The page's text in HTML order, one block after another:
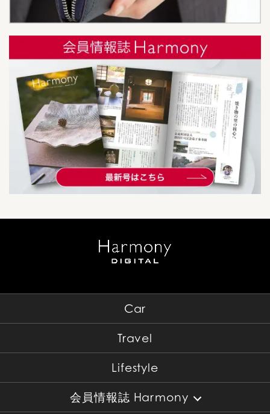
Car
Travel
Lifestyle
会員情報誌 Harmony